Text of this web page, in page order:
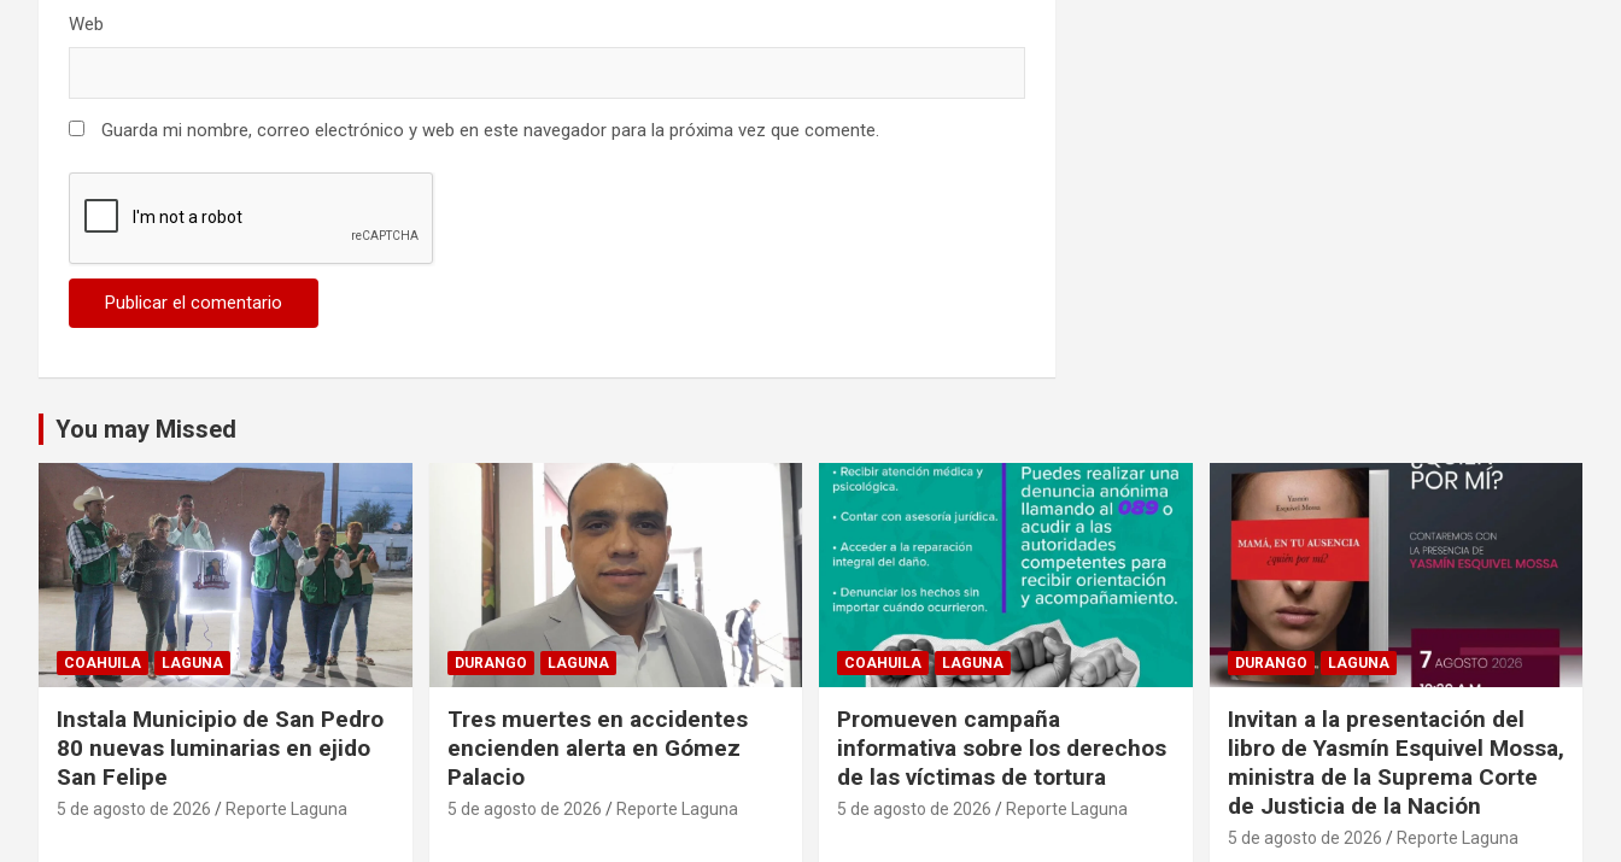
Web
Guarda mi nombre, correo electrónico y web en este navegador para la próxima vez que comente.
You may Missed
COAHUILA LAGUNA
Instala Municipio de San Pedro
80 nuevas luminarias en ejido
San Felipe
5 de agosto de 2026 Reporte Laguna
DURANGO LAGUNA
Tres muertes en accidentes
encienden alerta en Gómez
Palacio
5 de agosto de 2026 Reporte Laguna
COAHUILA LAGUNA
Promueven campaña
informativa sobre los derechos
de las víctimas de tortura
5 de agosto de 2026 Reporte Laguna
DURANGO LAGUNA
Invitan a la presentación del
libro de Yasmín Esquivel Mossa,
ministra de la Suprema Corte
de Justicia de la Nación
5 de agosto de 2026 Reporte Laguna